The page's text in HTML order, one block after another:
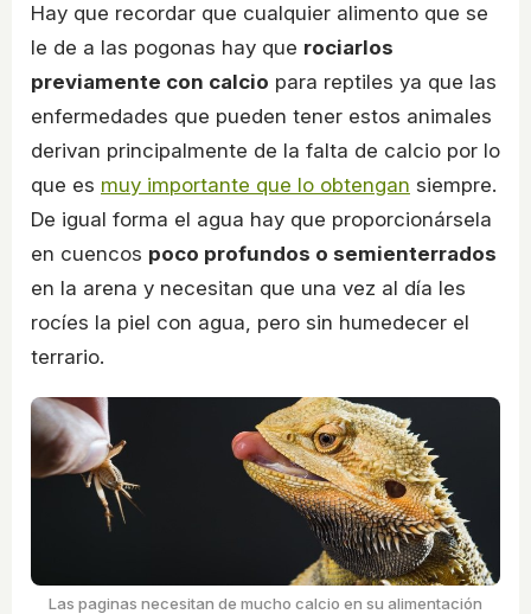
Hay que recordar que cualquier alimento que se
le de a las pogonas hay que rociarlos
previamente con calcio para reptiles ya que las
enfermedades que pueden tener estos animales
derivan principalmente de la falta de calcio por lo
que es muy importante que lo obtengan siempre.
De igual forma el agua hay que proporcionársela
en cuencos poco profundos o semienterrados
en la arena y necesitan que una vez al día les
rocíes la piel con agua, pero sin humedecer el
terrario.
Las paginas necesitan de mucho calcio en su alimentación